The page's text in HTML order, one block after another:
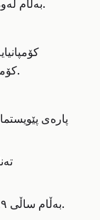
بەڵام لەوە گرنگتر کاتی ئەنجامدانەکەی بوو.
کۆمپانیایەکی چێژبینینی ئینتەرنێت بوو.
پارەی
بەڵام ساڵی ١٩٩٩-٢٠٠٠ ئینتەرنێت زۆر خاو بوو.